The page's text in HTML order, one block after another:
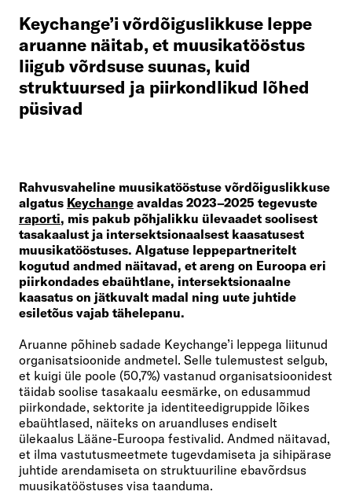
Keychange’i võrdõiguslikkuse leppe
aruanne näitab, et muusikatööstus
liigub võrdsuse suunas, kuid
struktuursed ja piirkondlikud lõhed
püsivad
Rahvusvaheline muusikatööstuse võrdõiguslikkuse
algatus Keychange avaldas 2023–2025 tegevuste
raporti, mis pakub põhjalikku ülevaadet soolisest
tasakaalust ja intersektsionaalsest kaasatusest
muusikatööstuses. Algatuse leppepartneritelt
kogutud andmed näitavad, et areng on Euroopa eri
piirkondades ebaühtlane, intersektsionaalne
kaasatus on jätkuvalt madal ning uute juhtide
esiletõus vajab tähelepanu.
Aruanne põhineb sadade Keychange’i leppega liitunud
organisatsioonide andmetel. Selle tulemustest selgub,
et kuigi üle poole (50,7%) vastanud organisatsioonidest
täidab soolise tasakaalu eesmärke, on edusammud
piirkondade, sektorite ja identiteedigruppide lõikes
ebaühtlased, näiteks on aruandluses endiselt
ülekaalus Lääne-Euroopa festivalid. Andmed näitavad,
et ilma vastutusmeetmete tugevdamiseta ja sihipärase
juhtide arendamiseta on struktuuriline ebavõrdsus
muusikatööstuses visa taanduma.